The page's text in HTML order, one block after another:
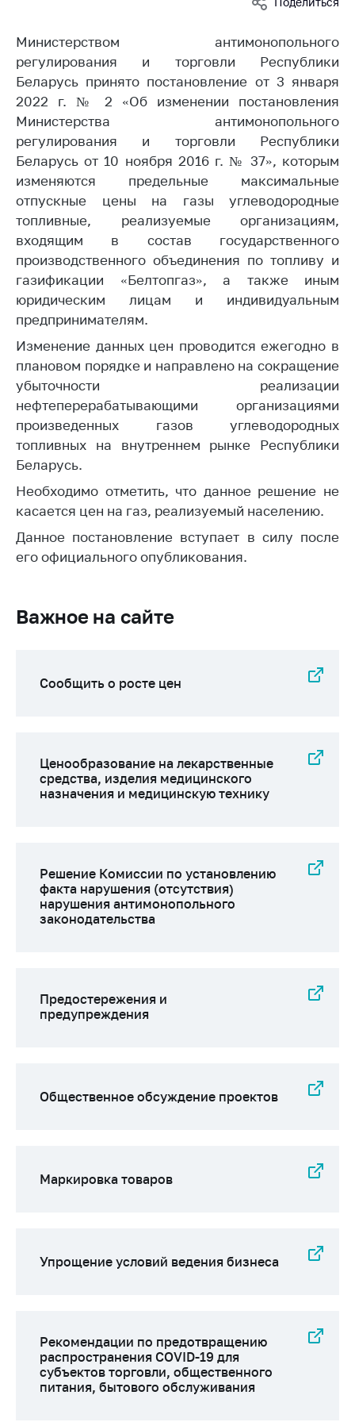
товарная биржа
Общественная
жизнь
Идеологическая
работа
Официальные
геральдические
символы
5 лет МАРТ
Деятельность
Ценовая политика
Антимонопольное
конкуренция
Торговля и услуги
Регулирование и
контроль закупок
Защита прав
потребителей
Регулирование
рекламной
деятельности
Международное
Применение мер
нетарифного
Выставочная
Защита
персональных
Обратиться в МАРТ
Личный прием
граждан и юр. лиц
Горячая линия
Электронные
цен на товары
Приемная
Пресс-служба
Вышестоящий
государственный
Министерством антимонопольного
регулирования и торговли Республики
Беларусь принято постановление от 3 января
2022 г. № 2 «Об изменении постановления
Министерства антимонопольного
регулирования и торговли Республики
Беларусь от 10 ноября 2016 г. № 37», которым
изменяются предельные максимальные
отпускные цены на газы углеводородные
топливные, реализуемые организациям,
входящим в состав государственного
производственного объединения по топливу и
газификации «Белтопгаз», а также иным
юридическим лицам и индивидуальным
предпринимателям.
Изменение данных цен проводится ежегодно в
плановом порядке и направлено на сокращение
убыточности реализации
нефтеперерабатывающими организациями
произведенных газов углеводородных
топливных на внутреннем рынке Республики
Беларусь.
Необходимо отметить, что данное решение не
касается цен на газ, реализуемый населению.
Данное постановление вступает в силу после
его официального опубликования.
Важное на сайте
Сообщить о росте цен
Ценообразование на лекарственные
средства, изделия медицинского
назначения и медицинскую технику
Решение Комиссии по установлению
факта нарушения (отсутствия)
нарушения антимонопольного
законодательства
Предостережения и
предупреждения
Общественное обсуждение проектов
Маркировка товаров
Упрощение условий ведения бизнеса
Рекомендации по предотвращению
распространения COVID-19 для
субъектов торговли, общественного
питания, бытового обслуживания